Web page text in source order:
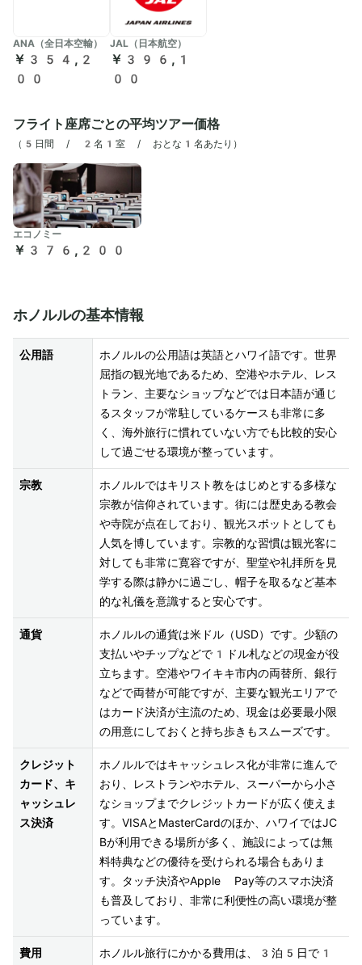
ANA（全日本空輸）
￥354,2
00
JAL（日本航空）
￥396,1
00
フライト座席ごとの平均ツアー価格
（ 5日間 / 2名1室 / おとな1名あたり ）
エコノミー
￥376,200
ホノルルの基本情報
公用語
ホノルルの公用語は英語とハワイ語です。世界
屈指の観光地であるため、空港やホテル、レス
トラン、主要なショップなどでは日本語が通じ
るスタッフが常駐しているケースも非常に多
く、海外旅行に慣れていない方でも比較的安心
して過ごせる環境が整っています。
宗教
ホノルルではキリスト教をはじめとする多様な
宗教が信仰されています。街には歴史ある教会
や寺院が点在しており、観光スポットとしても
人気を博しています。宗教的な習慣は観光客に
対しても非常に寛容ですが、聖堂や礼拝所を見
学する際は静かに過ごし、帽子を取るなど基本
的な礼儀を意識すると安心です。
通貨
ホノルルの通貨は米ドル（USD）です。少額の
支払いやチップなどで1ドル札などの現金が役
立ちます。空港やワイキキ市内の両替所、銀行
などで両替が可能ですが、主要な観光エリアで
はカード決済が主流のため、現金は必要最小限
の用意にしておくと持ち歩きもスムーズです。
クレジット
カード、キ
ャッシュレ
ス決済
ホノルルではキャッシュレス化が非常に進んで
おり、レストランやホテル、スーパーから小さ
なショップまでクレジットカードが広く使えま
す。VISAとMasterCardのほか、ハワイではJC
Bが利用できる場所が多く、施設によっては無
料特典などの優待を受けられる場合もありま
す。タッチ決済やApple Pay等のスマホ決済
も普及しており、非常に利便性の高い環境が整
っています。
費用
ホノルル旅行にかかる費用は、3泊5日で1